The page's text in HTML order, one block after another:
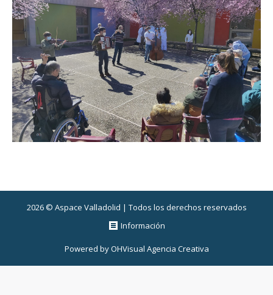
2026 © Aspace Valladolid | Todos los derechos reservados
Información
Powered byOHVisual Agencia Creativa